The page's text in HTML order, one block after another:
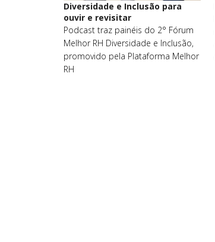
Diversidade e Inclusão para
ouvir e revisitar
Podcast traz painéis do 2° Fórum
Melhor RH Diversidade e Inclusão,
promovido pela Plataforma Melhor
RH